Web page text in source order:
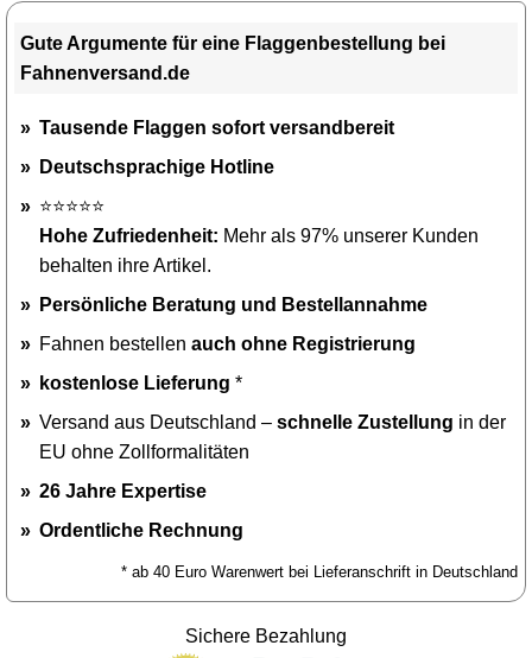
Gute Argumente für eine Flaggenbestellung bei
Fahnenversand.de
Tausende Flaggen sofort versandbereit
Deutschsprachige Hotline
⭐⭐⭐⭐⭐
Hohe Zufriedenheit: Mehr als 97% unserer Kunden
behalten ihre Artikel.
Persönliche Beratung und Bestellannahme
Fahnen bestellen auch ohne Registrierung
kostenlose Lieferung *
Versand aus Deutschland – schnelle Zustellung in der
EU ohne Zollformalitäten
26 Jahre Expertise
Ordentliche Rechnung
* ab 40 Euro Warenwert bei Lieferanschrift in Deutschland
Sichere Bezahlung